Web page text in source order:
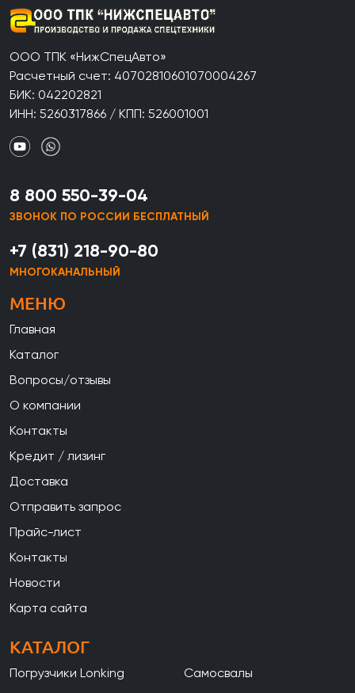
ООО ТПК «НижСпецАвто»
Расчетный счет: 40702810601070004267
БИК: 042202821
ИНН: 5260317866 / КПП: 526001001
8 800 550-39-04
ЗВОНОК ПО РОССИИ БЕСПЛАТНЫЙ
+7 (831) 218-90-80
МНОГОКАНАЛЬНЫЙ
МЕНЮ
Главная
Каталог
Вопросы/отзывы
О компании
Контакты
Кредит / лизинг
Доставка
Отправить запрос
Прайс-лист
Контакты
Новости
Карта сайта
КАТАЛОГ
Погрузчики Lonking
Самосвалы